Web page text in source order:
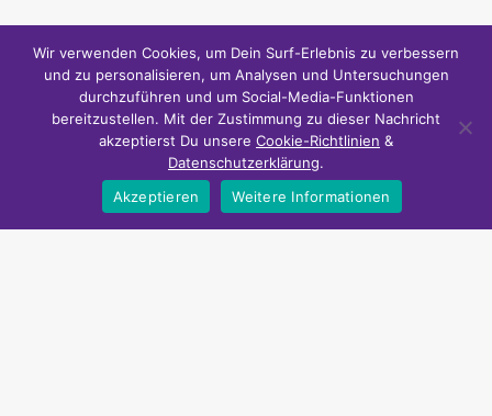
Wir verwenden Cookies, um Dein Surf-Erlebnis zu verbessern
und zu personalisieren, um Analysen und Untersuchungen
durchzuführen und um Social-Media-Funktionen
bereitzustellen. Mit der Zustimmung zu dieser Nachricht
akzeptierst Du unsere Cookie-Richtlinien &
Datenschutzerklärung.
Akzeptieren
Weitere Informationen